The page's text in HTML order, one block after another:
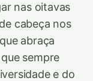
nas oitavas
cabeça nos
abraça
sempre
e do